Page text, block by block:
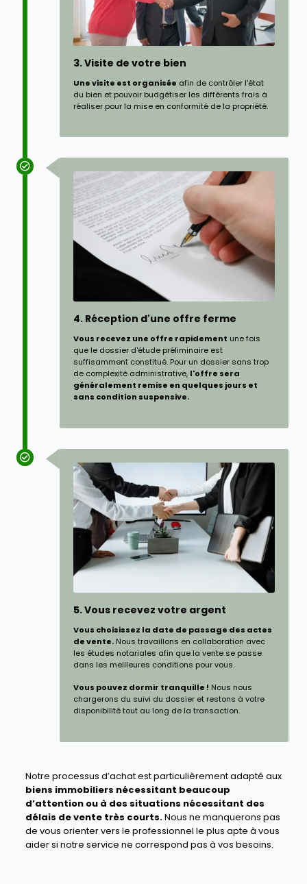
3. Visite de votre bien
Une visite est organisée afin de contrôler l'état
du bien et pouvoir budgétiser les différents frais à
réaliser pour la mise en conformité de la propriété.
4. Réception d'une offre ferme
Vous recevez une offre rapidement une fois
que le dossier d'étude préliminaire est
suffisamment constitué. Pour un dossier sans trop
de complexité administrative, l'offre sera
généralement remise en quelques jours et
sans condition suspensive.
5. Vous recevez votre argent
Vous choisissez la date de passage des actes
de vente.Nous travaillons en collaboration avec
les études notariales afin que la vente se passe
dans les meilleures conditions pour vous.
Vous pouvez dormir tranquille ! Nous nous
chargerons du suivi du dossier et restons à votre
disponibilité tout au long de la transaction.
Notre processus d’achat est particulièrement adapté aux
biens immobiliers nécessitant beaucoup
d’attention ou à des situations nécessitant des
délais de vente très courts.Nous ne manquerons pas
de vous orienter vers le professionnel le plus apte à vous
aider si notre service ne correspond pas à vos besoins.